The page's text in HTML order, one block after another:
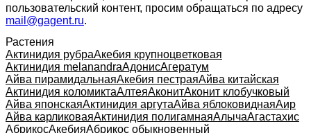
пользовательский контент, просим обращаться по адресу
mail@gagent.ru.
Растения
Актинидия рубраАкебия крупноцветковая
Актинидия melanandraАдонисАгератум
Айва пирамидальнаяАкебия пестраяАйва китайская
Актинидия коломиктаАлтеяАконитАконит клобучковый
Айва японскаяАктинидия аргутаАйва яблоковиднаяАир
Айва карликоваяАктинидия полигамнаяАлычаАгастахис
АбрикосАкебияАбрикос обыкновенный